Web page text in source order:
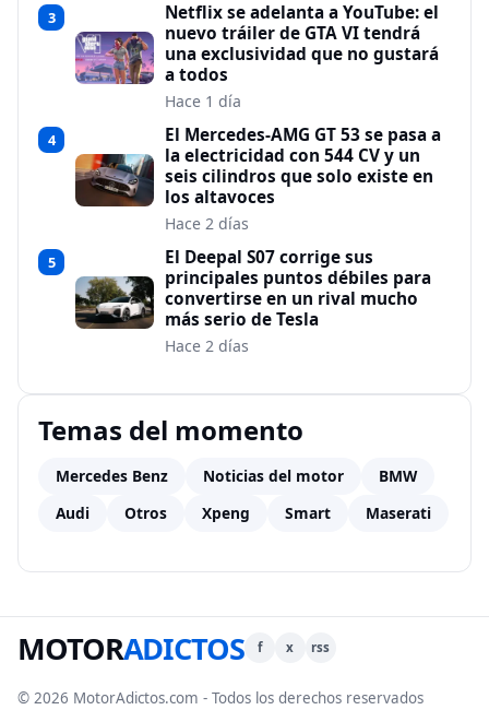
3
Netflix se adelanta a YouTube: el
nuevo tráiler de GTA VI tendrá
una exclusividad que no gustará
a todos
Hace 1 día
4
El Mercedes-AMG GT 53 se pasa a
la electricidad con 544 CV y un
seis cilindros que solo existe en
los altavoces
Hace 2 días
5
El Deepal S07 corrige sus
principales puntos débiles para
convertirse en un rival mucho
más serio de Tesla
Hace 2 días
Temas del momento
Mercedes Benz Noticias del motor
BMW
Audi
Otros Xpeng Smart Maserati
MOTORADICTOS f x rss
© 2026 MotorAdictos.com - Todos los derechos reservados